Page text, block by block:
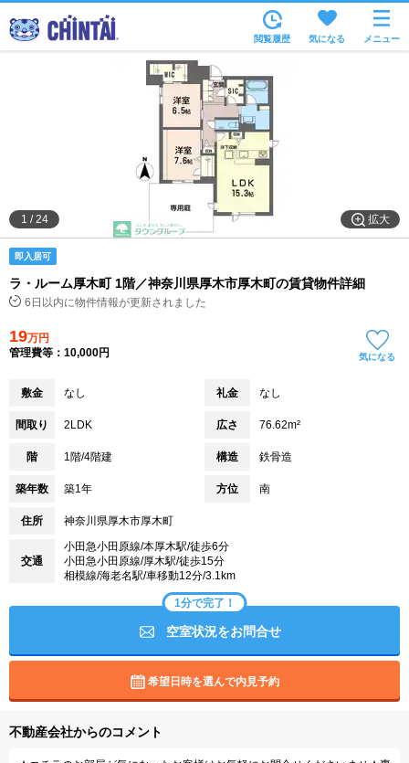
沿線・駅から
住所から
家賃相場から
通勤通学時間から
物件特集から
閲覧履歴 気になる メニュー
拡大
1 /24
即入居可
ラ・ルーム厚木町 1階／神奈川県厚木市厚木町の賃貸物件詳細
6日以内に物件情報が更新されました
19万円
管理費等：10,000円
気になる
敷金 なし 礼金 なし
間取り 2LDK 広さ 76.62m²
階 1階/4階建 構造 鉄骨造
築年数 築1年 方位 南
住所 神奈川県厚木市厚木町
交通
小田急小田原線/本厚木駅/徒歩6分
小田急小田原線/厚木駅/徒歩15分
相模線/海老名駅/車移動12分/3.1km
1分で完了！
空室状況をお問合せ
希望日時を選んで内見予約
不動産会社からのコメント